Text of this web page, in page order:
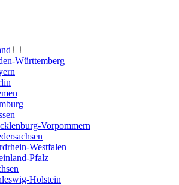
Württemberg
Vorpommern
Westfalen
Pfalz
Holstein